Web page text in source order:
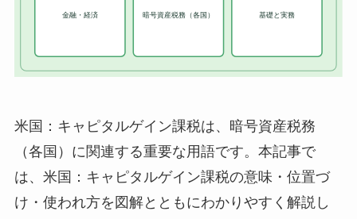
米国：キャピタルゲイン課税は、暗号資産税務
（各国）に関連する重要な用語です。本記事で
は、米国：キャピタルゲイン課税の意味・位置づ
け・使われ方を図解とともにわかりやすく解説し